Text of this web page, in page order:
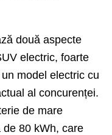
două aspecte
electric, foarte
model electric cu
al concurenței.
de mare
80 kWh, care